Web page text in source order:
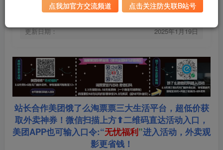
游戏大小：
10.9GB
更新日期：
2025年1月19日
站长合作美团饿了么淘票票三大生活平台，超低价获
取外卖神券！微信扫描上方⬆二维码直达活动入口，
美团APP也可输入口令:“无忧福利”进入活动，外卖观
影更省钱！
点我加官方交流频道 点击关注防失联B站号